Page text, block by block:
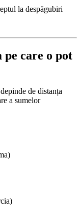
la despăgubiri
pe care o pot
de distanța
a sumelor